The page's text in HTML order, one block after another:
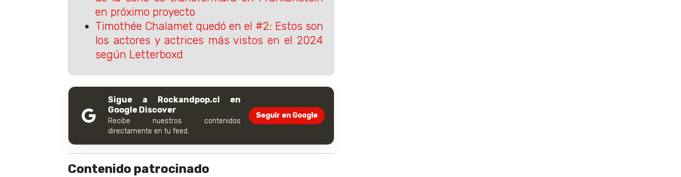
en próximo proyecto
Timothée Chalamet quedó en el #2: Estos son
los actores y actrices más vistos en el 2024
según Letterboxd
Sigue a Rockandpop.cl en
Google Discover
Recibe nuestros contenidos
directamente en tu feed.
Seguir en Google
Contenido patrocinado